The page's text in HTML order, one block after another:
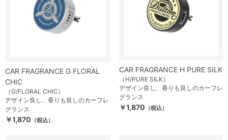
CAR FRAGRANCE G FLORAL
CHIC
（G/FLORAL CHIC）
デザイン良し、香りも良しのカーフレ
グランス
￥1,870 （税込）
CAR FRAGRANCE H PURE SILK
（H/PURE SILK）
デザイン良し、香りも良しのカーフレ
グランス
￥1,870 （税込）